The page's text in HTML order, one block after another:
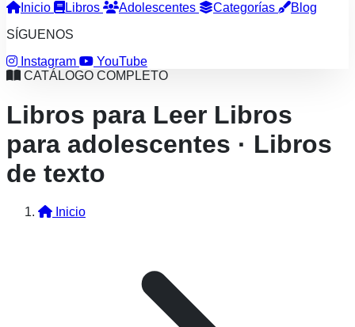
Inicio Libros Adolescentes Categorías
Blog
SÍGUENOS
Instagram
YouTube
CATÁLOGO COMPLETO
Libros para Leer Libros
para adolescentes · Libros
de texto
Inicio